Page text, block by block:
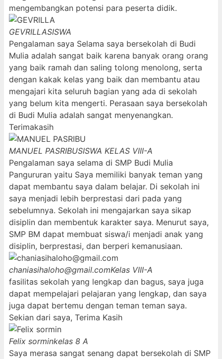
mengembangkan potensi para peserta didik.
GEVRILLASISWA
Pengalaman saya Selama saya bersekolah di Budi
Mulia adalah sangat baik karena banyak orang orang
yang baik ramah dan saling tolong menolong, serta
dengan kakak kelas yang baik dan membantu atau
mengajari kita seluruh bagian yang ada di sekolah
yang belum kita mengerti. Perasaan saya bersekolah
di Budi Mulia adalah sangat menyenangkan.
Terimakasih
MANUEL PASRIBUSISWA KELAS VIII-A
Pengalaman saya selama di SMP Budi Mulia
Pangururan yaitu Saya memiliki banyak teman yang
dapat membantu saya dalam belajar. Di sekolah ini
saya menjadi lebih berprestasi dari pada yang
sebelumnya. Sekolah ini mengajarkan saya sikap
disiplin dan membentuk karakter saya. Menurut saya,
SMP BM dapat membuat siswa/i menjadi anak yang
disiplin, berprestasi, dan berperi kemanusiaan.
chaniasihaloho@gmail.comKelas VIII-A
fasilitas sekolah yang lengkap dan bagus, saya juga
dapat mempelajari pelajaran yang lengkap, dan saya
juga dapat bertemu dengan teman teman saya.
Sekian dari saya, Terima Kasih
Felix sorminkelas 8 A
Saya merasa sangat senang dapat bersekolah di SMP